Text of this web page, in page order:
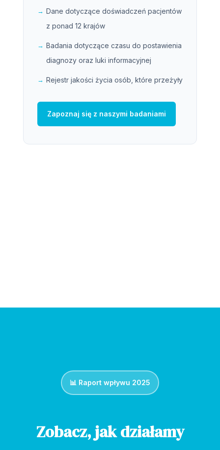
Dane dotyczące doświadczeń pacjentów
z ponad 12 krajów
Badania dotyczące czasu do postawienia
diagnozy oraz luki informacyjnej
Rejestr jakości życia osób, które przeżyły
Zapoznaj się z naszymi badaniami
📊 Raport wpływu 2025
Zobacz, jak działamy